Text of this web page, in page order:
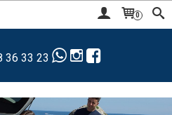
0
36 33 23   